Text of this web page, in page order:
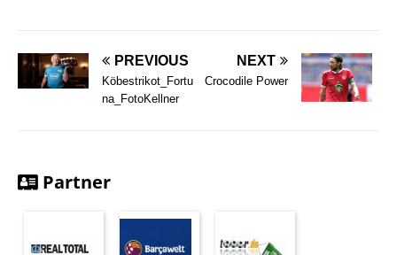
PREVIOUS
Köbestrikot_Fortu
na_FotoKellner
NEXT
Crocodile Power
Partner